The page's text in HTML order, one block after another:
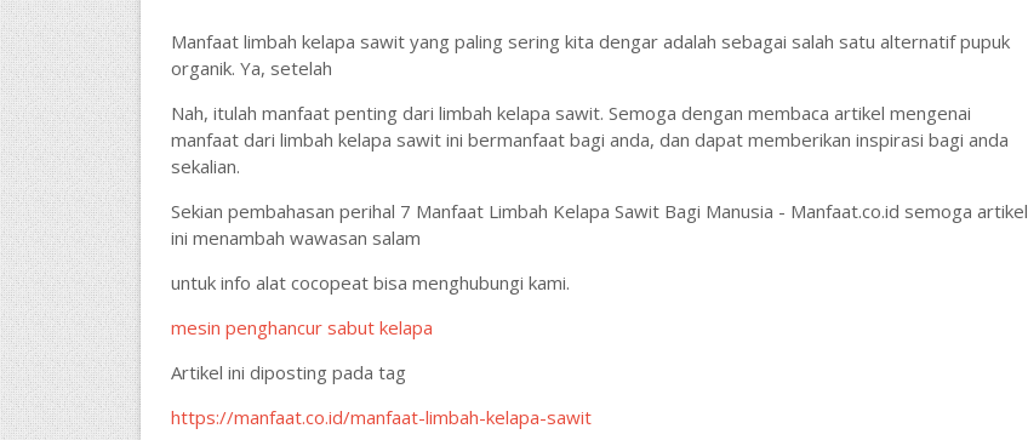
Manfaat limbah kelapa sawit yang paling sering kita dengar adalah sebagai salah satu alternatif pupuk
organik. Ya, setelah
Nah, itulah manfaat penting dari limbah kelapa sawit. Semoga dengan membaca artikel mengenai
manfaat dari limbah kelapa sawit ini bermanfaat bagi anda, dan dapat memberikan inspirasi bagi anda
sekalian.
Sekian pembahasan perihal 7 Manfaat Limbah Kelapa Sawit Bagi Manusia - Manfaat.co.id semoga artikel
ini menambah wawasan salam
untuk info alat cocopeat bisa menghubungi kami.
mesin penghancur sabut kelapa
Artikel ini diposting pada tag
https://manfaat.co.id/manfaat-limbah-kelapa-sawit